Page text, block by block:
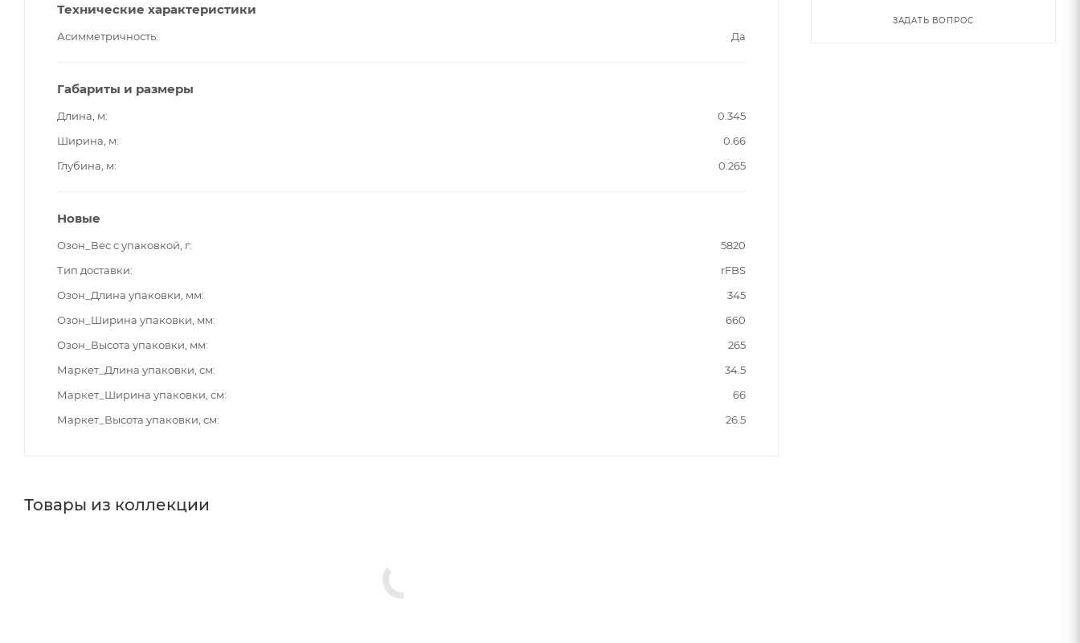
Технические характеристики
Асимметричность Да
Габариты и размеры
Длина, м
0.345
Ширина, м
0.66
Глубина, м
0.265
Новые
Озон_Вес с упаковкой, г
5820
Тип доставки
rFBS
Озон_Длина упаковки, мм
345
Озон_Ширина упаковки, мм
660
Озон_Высота упаковки, мм
265
Маркет_Длина упаковки, см
34.5
Маркет_Ширина упаковки, см
66
Маркет_Высота упаковки, см
26.5
Товары из коллекции
ЗАДАТЬ ВОПРОС